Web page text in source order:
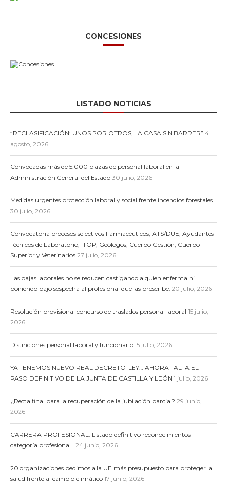
CONCESIONES
LISTADO NOTICIAS
“RECLASIFICACIÓN: UNOS POR OTROS, LA CASA SIN BARRER” 4
agosto, 2026
Convocadas más de 5.000 plazas de personal laboral en la
Administración General del Estado 30 julio, 2026
Medidas urgentes protección laboral y social frente incendios forestales
30 julio, 2026
Convocatoria procesos selectivos Farmacéuticos, ATS/DUE, Ayudantes
Técnicos de Laboratorio, ITOP, Geólogos, Cuerpo Gestión, Cuerpo
Superior y Veterinarios 27 julio, 2026
Las bajas laborales no se reducen castigando a quien enferma ni
poniendo bajo sospecha al profesional que las prescribe. 20 julio, 2026
Resolución provisional concurso de traslados personal laboral 15 julio,
2026
Distinciones personal laboral y funcionario 15 julio, 2026
YA TENEMOS NUEVO REAL DECRETO-LEY… AHORA FALTA EL
PASO DEFINITIVO DE LA JUNTA DE CASTILLA Y LEÓN 1 julio, 2026
¿Recta final para la recuperación de la jubilación parcial? 29 junio,
2026
CARRERA PROFESIONAL: Listado definitivo reconocimientos
categoría profesional I 24 junio, 2026
20 organizaciones pedimos a la UE más presupuesto para proteger la
salud frente al cambio climático 17 junio, 2026